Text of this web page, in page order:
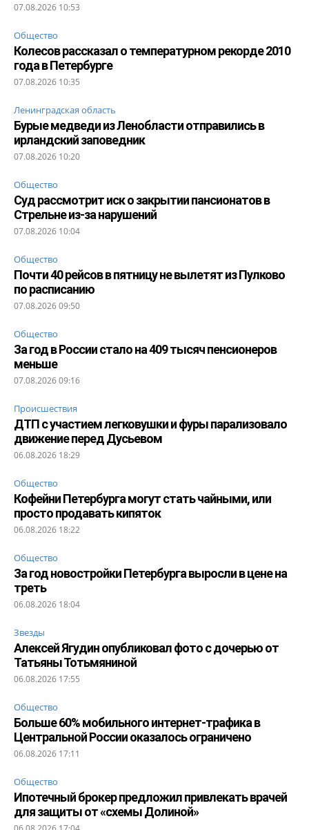
07.08.2026 10:53
Общество
Колесов рассказал о температурном рекорде 2010
года в Петербурге
07.08.2026 10:35
Ленинградская область
Бурые медведи из Ленобласти отправились в
ирландский заповедник
07.08.2026 10:20
Общество
Суд рассмотрит иск о закрытии пансионатов в
Стрельне из-за нарушений
07.08.2026 10:04
Общество
Почти 40 рейсов в пятницу не вылетят из Пулково
по расписанию
07.08.2026 09:50
Общество
За год в России стало на 409 тысяч пенсионеров
меньше
07.08.2026 09:16
Происшествия
ДТП с участием легковушки и фуры парализовало
движение перед Дусьевом
06.08.2026 18:29
Общество
Кофейни Петербурга могут стать чайными, или
просто продавать кипяток
06.08.2026 18:22
Общество
За год новостройки Петербурга выросли в цене на
треть
06.08.2026 18:04
Звезды
Алексей Ягудин опубликовал фото с дочерью от
Татьяны Тотьмяниной
06.08.2026 17:55
Общество
Больше 60% мобильного интернет-трафика в
Центральной России оказалось ограничено
06.08.2026 17:11
Общество
Ипотечный брокер предложил привлекать врачей
для защиты от «схемы Долиной»